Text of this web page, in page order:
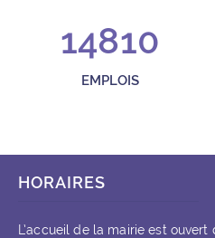
14810
EMPLOIS
HORAIRES
L’accueil de la mairie est